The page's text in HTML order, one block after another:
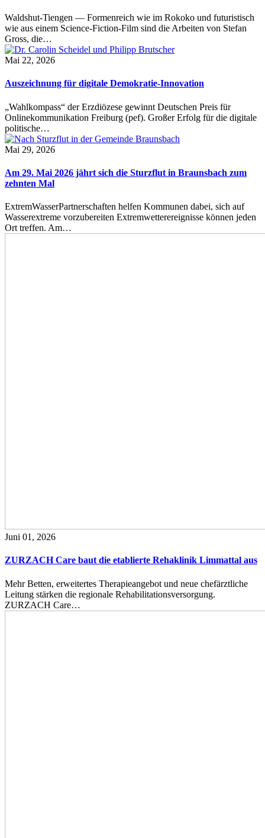
Waldshut-Tiengen — Formenreich wie im Rokoko und futuristisch
wie aus einem Science-Fiction-Film sind die Arbeiten von Stefan
Gross, die…
Mai 22, 2026
Auszeichnung für digitale Demokratie-Innovation
„Wahlkompass“ der Erzdiözese gewinnt Deutschen Preis für
Onlinekommunikation Freiburg (pef). Großer Erfolg für die digitale
politische…
Mai 29, 2026
Am 29. Mai 2026 jährt sich die Sturzflut in Braunsbach zum
zehnten Mal
ExtremWasserPartnerschaften helfen Kommunen dabei, sich auf
Wasserextreme vorzubereiten Extremwetterereignisse können jeden
Ort treffen. Am…
Juni 01, 2026
ZURZACH Care baut die etablierte Rehaklinik Limmattal aus
Mehr Betten, erweitertes Therapieangebot und neue chefärztliche
Leitung stärken die regionale Rehabilitationsversorgung.
ZURZACH Care…